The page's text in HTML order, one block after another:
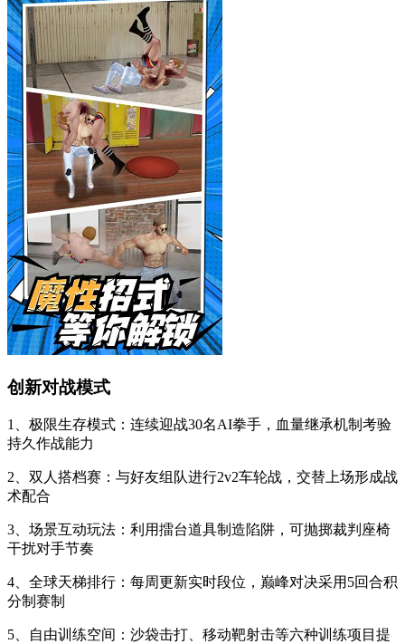
创新对战模式
1、极限生存模式：连续迎战30名AI拳手，血量继承机制考验
持久作战能力
2、双人搭档赛：与好友组队进行2v2车轮战，交替上场形成战
术配合
3、场景互动玩法：利用擂台道具制造陷阱，可抛掷裁判座椅
干扰对手节奏
4、全球天梯排行：每周更新实时段位，巅峰对决采用5回合积
分制赛制
5、自由训练空间：沙袋击打、移动靶射击等六种训练项目提